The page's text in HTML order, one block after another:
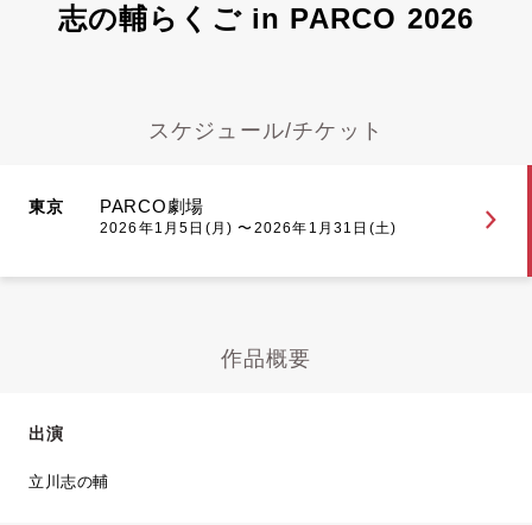
志の輔らくご in PARCO 2026
スケジュール/チケット
東京 PARCO劇場
2026年1月5日(月) 〜2026年1月31日(土)
作品概要
出演
立川志の輔